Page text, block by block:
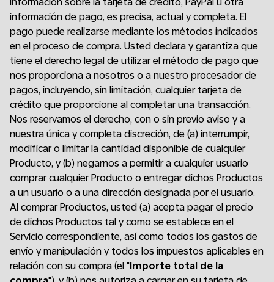
información de pago, es precisa, actual y completa. El
pago puede realizarse mediante los métodos indicados
en el proceso de compra. Usted declara y garantiza que
tiene el derecho legal de utilizar el método de pago que
nos proporciona a nosotros o a nuestro procesador de
pagos, incluyendo, sin limitación, cualquier tarjeta de
crédito que proporcione al completar una transacción.
Nos reservamos el derecho, con o sin previo aviso y a
nuestra única y completa discreción, de (a) interrumpir,
modificar o limitar la cantidad disponible de cualquier
Producto, y (b) negarnos a permitir a cualquier usuario
comprar cualquier Producto o entregar dichos Productos
a un usuario o a una dirección designada por el usuario.
Al comprar Productos, usted (a) acepta pagar el precio
de dichos Productos tal y como se establece en el
Servicio correspondiente, así como todos los gastos de
envío y manipulación y todos los impuestos aplicables en
relación con su compra (el "Importe total de la